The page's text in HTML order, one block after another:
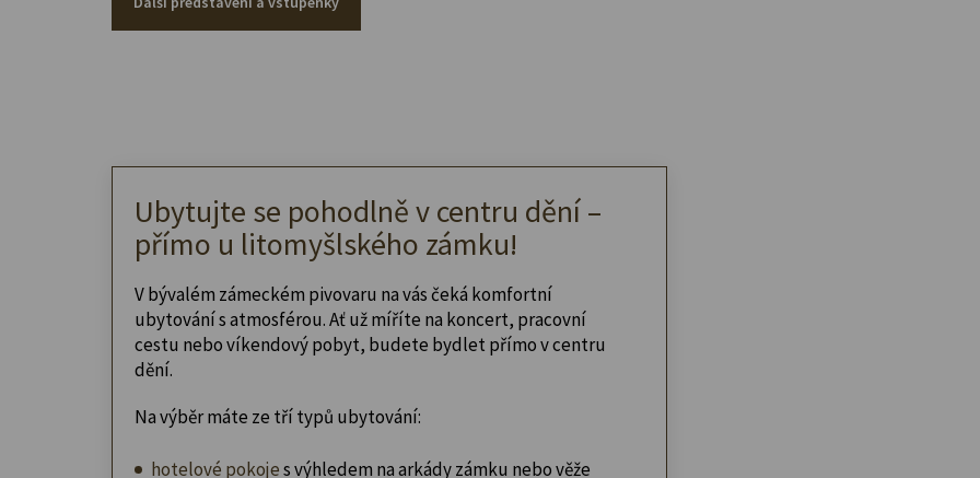
Ubytujte se pohodlně v centru dění –
přímo u litomyšlského zámku!
V bývalém zámeckém pivovaru na vás čeká komfortní
ubytování s atmosférou. Ať už míříte na koncert, pracovní
cestu nebo víkendový pobyt, budete bydlet přímo v centru
dění.
Na výběr máte ze tří typů ubytování:
hotelové pokojes výhledem na arkády zámku nebo věže